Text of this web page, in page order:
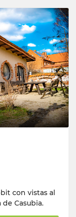
con vistas al
Casubia.